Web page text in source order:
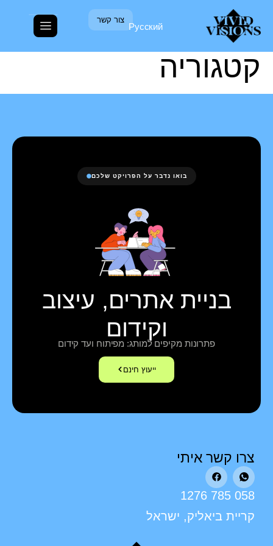
Русский
צור קשר קטגוריה:ללא
קטגוריה
בואו נדבר על הפרויקט שלכם
בניית אתרים, עיצוב
וקידום
פתרונות מקיפים למותג: מפיתוח ועד קידום
ייעוץ חינם
צרו קשר איתי
058 785 1276
קריית ביאליק, ישראל